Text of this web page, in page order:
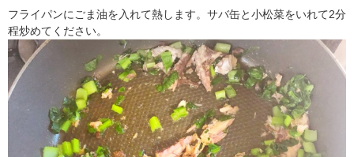
フライパンにごま油を入れて熱します。サバ缶と小松菜をいれて2分
程炒めてください。